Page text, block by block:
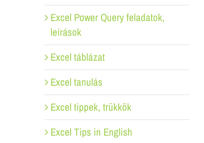
Excel Power Query feladatok,
leírások
Excel táblázat
Excel tanulás
Excel tippek, trükkök
Excel Tips in English